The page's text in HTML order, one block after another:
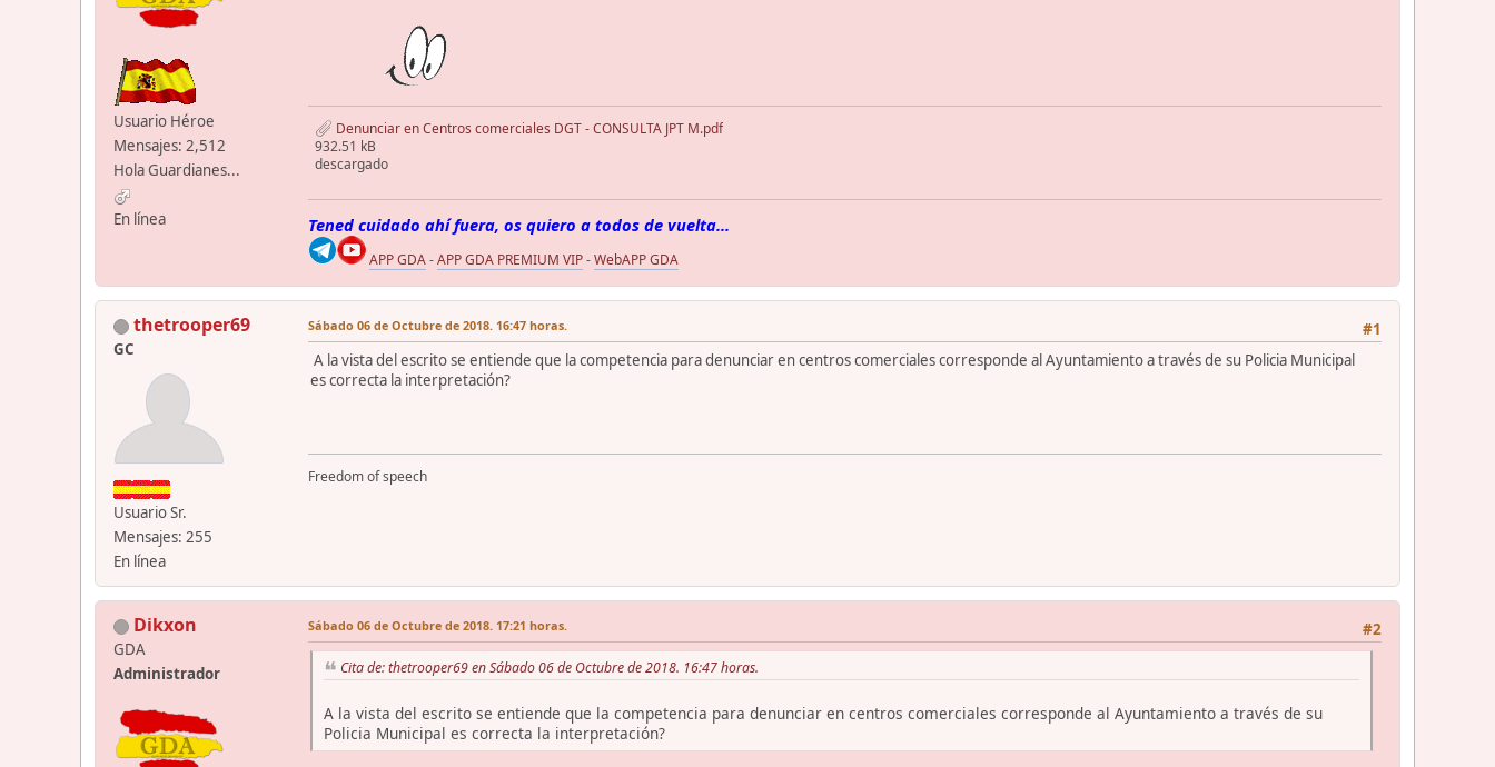
Usuario Héroe
Mensajes: 2,512
Hola Guardianes...
En línea
Denunciar en Centros comerciales DGT - CONSULTA JPT M.pdf
932.51 kB
descargado
Tened cuidado ahí fuera, os quiero a todos de vuelta...
APP GDA-APP GDA PREMIUM VIP-WebAPP GDA
thetrooper69
GC
Usuario Sr.
Mensajes: 255
En línea
#1
Sábado 06 de Octubre de 2018. 16:47 horas.
A la vista del escrito se entiende que la competencia para denunciar en centros comerciales corresponde al Ayuntamiento a través de su Policia Municipal
es correcta la interpretación?
Freedom of speech
Dikxon
GDA
Administrador
#2
Sábado 06 de Octubre de 2018. 17:21 horas.
Cita de: thetrooper69 en Sábado 06 de Octubre de 2018. 16:47 horas.
A la vista del escrito se entiende que la competencia para denunciar en centros comerciales corresponde al Ayuntamiento a través de su
Policia Municipal es correcta la interpretación?